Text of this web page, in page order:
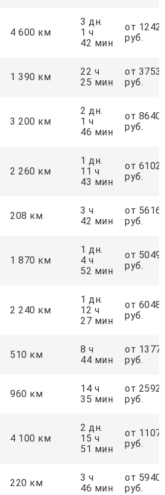
4 600 км
3 дн.
1 ч
42 мин
от
руб.
1 390 км
22 ч
25 мин
от
руб.
3 200 км
2 дн.
1 ч
46 мин
от
руб.
2 260 км
1 дн.
11 ч
43 мин
от
руб.
208 км
3 ч
42 мин
от 5616
руб.
1 870 км
1 дн.
4 ч
52 мин
от
руб.
2 240 км
1 дн.
12 ч
27 мин
от
руб.
510 км
8 ч
44 мин
от
руб.
960 км
14 ч
35 мин
от
руб.
4 100 км
2 дн.
15 ч
51 мин
от
руб.
220 км
3 ч
46 мин
от 5940
руб.